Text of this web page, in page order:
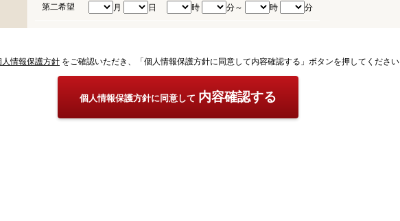
第二希望 月 日 時 分～ 時 分
人情報保護方針 をご確認いただき、「個人情報保護方針に同意して内容確認する」ボタンを押してください
個人情報保護方針に同意して 内容確認する